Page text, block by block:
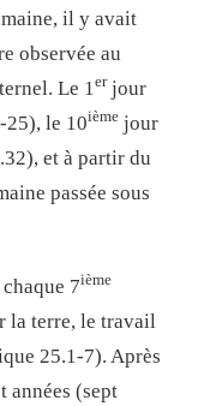
il y avait
observée au
Le 1 erjour
25), le 10ième jour
et à partir du
passée sous
7ième
la terre, le travail
25.1-7). Après
années (sept